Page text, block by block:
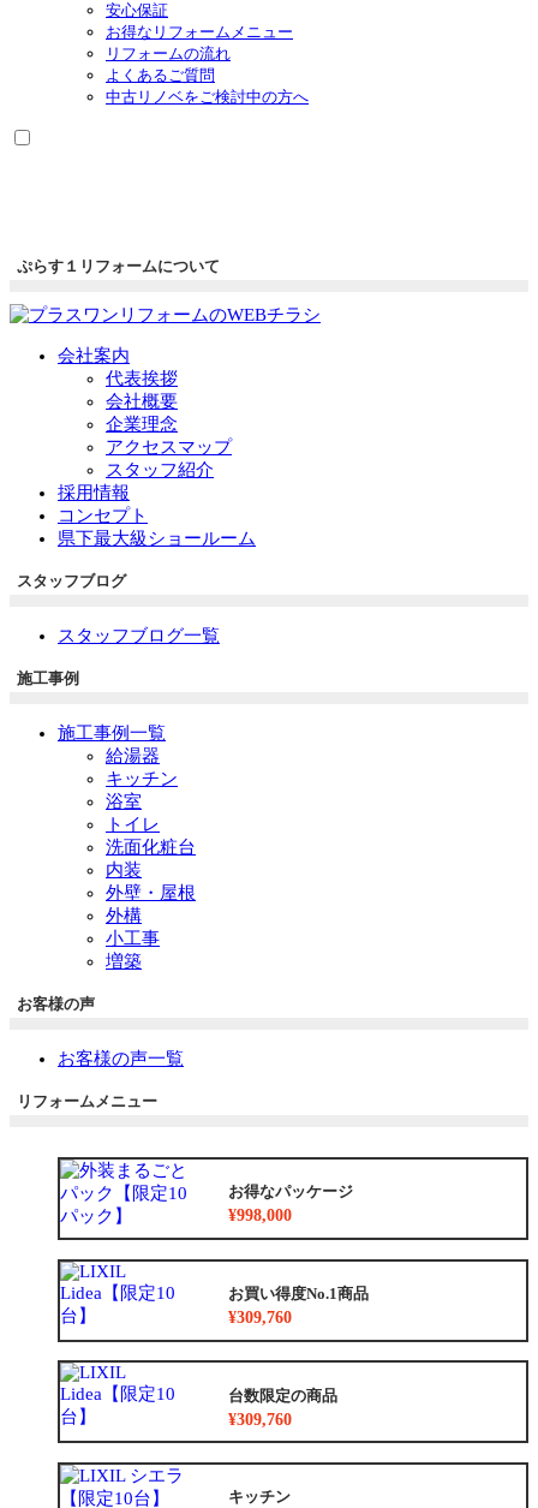
安心保証
お得なリフォームメニュー
リフォームの流れ
よくあるご質問
中古リノベをご検討中の方へ
ぷらす１リフォームについて
会社案内
代表挨拶
会社概要
企業理念
アクセスマップ
スタッフ紹介
採用情報
コンセプト
県下最大級ショールーム
スタッフブログ
スタッフブログ一覧
施工事例
施工事例一覧
給湯器
キッチン
浴室
トイレ
洗面化粧台
内装
外壁・屋根
外構
小工事
増築
お客様の声
お客様の声一覧
リフォームメニュー
お得なパッケージ
¥998,000
お買い得度No.1商品
¥309,760
台数限定の商品
¥309,760
キッチン